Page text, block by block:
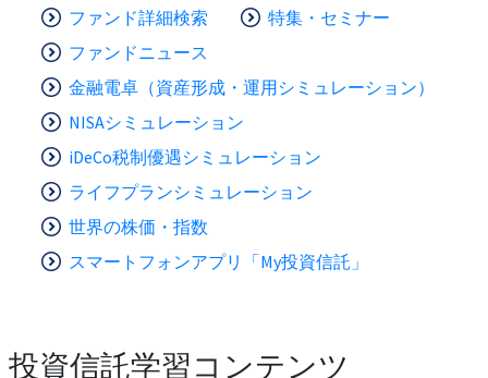
ファンド詳細検索
特集・セミナー
ファンドニュース
金融電卓（資産形成・運用シミュレーション）
NISAシミュレーション
iDeCo税制優遇シミュレーション
ライフプランシミュレーション
世界の株価・指数
スマートフォンアプリ「My投資信託」
投資信託学習コンテンツ